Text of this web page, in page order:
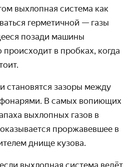
выхлопная система как
герметичной — газы
позади машины
происходит в пробках, когда
становятся зазоры между
В самых вопиющих
выхлопных газов в
оказывается проржавевшее в
днище кузова.